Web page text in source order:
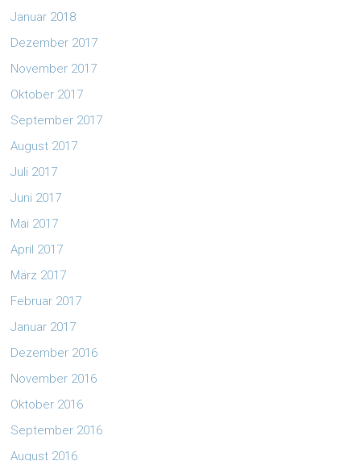
Januar 2018
Dezember 2017
November 2017
Oktober 2017
September 2017
August 2017
Juli 2017
Juni 2017
Mai 2017
April 2017
März 2017
Februar 2017
Januar 2017
Dezember 2016
November 2016
Oktober 2016
September 2016
August 2016